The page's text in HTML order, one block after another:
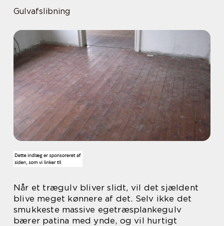
Gulvafslibning
Når et trægulv bliver slidt, vil det sjældent
blive meget kønnere af det. Selv ikke det
smukkeste massive egetræsplankegulv
bærer patina med ynde, og vil hurtigt